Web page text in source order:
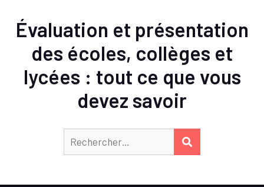
Évaluation et présentation
des écoles, collèges et
lycées : tout ce que vous
devez savoir